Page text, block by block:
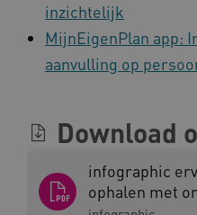
inzichtelijk
MijnEigenPlan app:
aanvulling op
Download
infographic
ophalen met
_ga_NWZZME161M
_ga_4F110RE8SJ
AWSALB